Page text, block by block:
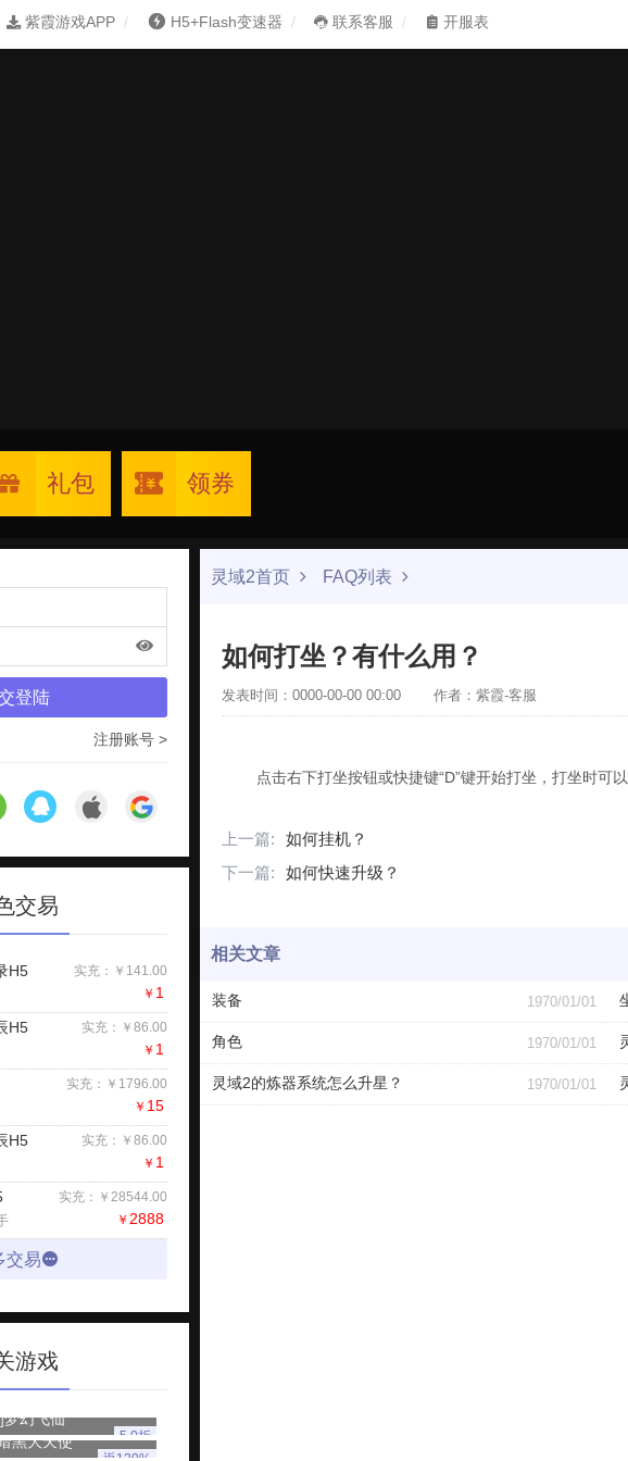
紫霞游戏APP H5+Flash变速器 联系客服 开服表
礼包 领券
登陆
注册账号 >
交易
实充：￥141.00
H5
￥ 1
实充：￥86.00
H5
￥ 1
实充：￥1796.00
￥ 15
实充：￥86.00
H5
￥ 1
实充：￥28544.00
￥ 2888
交易
游戏
梦幻飞仙
5.0折
黑大天使
灵域2首页 FAQ列表
如何打坐？有什么用？
发表时间：0000-00-00 00:00 作者：紫霞-客服
点击右下打坐按钮或快捷键“D”键开始打坐，打坐时可以
上一篇:
如何挂机？
下一篇:
如何快速升级？
相关文章
1970/01/01
装备
1970/01/01
角色
1970/01/01
灵域2的炼器系统怎么升星？